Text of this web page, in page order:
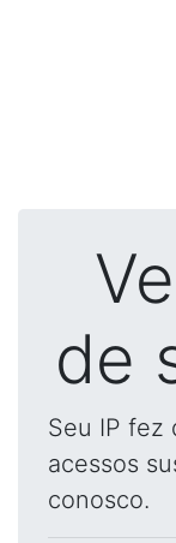
de
Seu IP fez
acessos
conosco.